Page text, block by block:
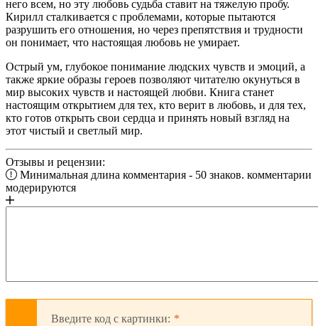
него всем, но эту любовь судьба ставит на тяжелую пробу.
Кирилл сталкивается с проблемами, которые пытаются
разрушить его отношения, но через препятствия и трудности
он понимает, что настоящая любовь не умирает.
Острый ум, глубокое понимание людских чувств и эмоций, а
также яркие образы героев позволяют читателю окунуться в
мир высоких чувств и настоящей любви. Книга станет
настоящим открытием для тех, кто верит в любовь, и для тех,
кто готов открыть свои сердца и принять новый взгляд на
этот чистый и светлый мир.
Отзывы и рецензии:
Минимальная длина комментария - 50 знаков. комментарии
модерируются
Введите код с картинки: